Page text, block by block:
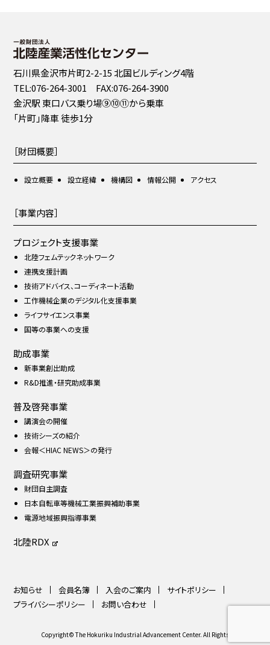
石川県金沢市片町2-2-15 北国ビルディング4階
TEL:076-264-3001 FAX:076-264-3900
金沢駅 東口バス乗り場⑨⑩⑪から乗車
「片町」降車 徒歩1分
［財団概要］
設立概要 設立経緯 機構図 情報公開 アクセス
［事業内容］
プロジェクト支援事業
北陸フェムテックネットワーク
連携支援計画
技術アドバイス、コーディネート活動
工作機械企業のデジタル化支援事業
ライフサイエンス事業
国等の事業への支援
助成事業
新事業創出助成
R&D推進・研究助成事業
普及啓発事業
講演会の開催
技術シーズの紹介
会報＜HIAC NEWS＞の発行
調査研究事業
財団自主調査
日本自転車等機械工業振興補助事業
電源地域振興指導事業
北陸RDX
お知らせ 会員名簿 入会のご案内
サイトポリシー
プライバシーポリシー
お問い合わせ
Copyright© The Hokuriku Industrial Advancement Center. All Rights Reserved.